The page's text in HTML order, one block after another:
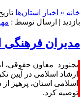
خانه » اخبار استان‌ها تاریخ
بازدید | ارسال توسط :
مدیران فرهنگی
بجنورد_معاون
ارشاد اسلامی در آیین
اسلامی استان، پرهیز
توصیه کرد.